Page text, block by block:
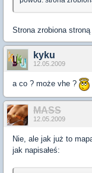
Strona zrobiona
kyku
12.05.2009
a co ? może vhe ?
MASS
12.05.2009
Nie, ale jak już to
jak napisałeś: